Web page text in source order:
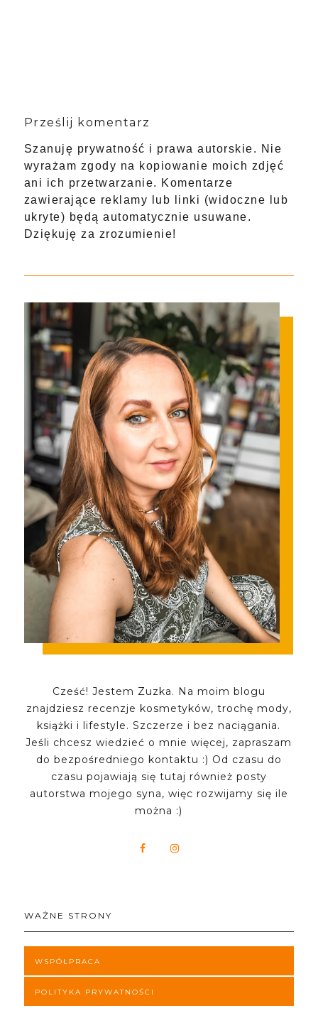
Prześlij komentarz
Szanuję prywatność i prawa autorskie. Nie
wyrażam zgody na kopiowanie moich zdjęć
ani ich przetwarzanie. Komentarze
zawierające reklamy lub linki (widoczne lub
ukryte) będą automatycznie usuwane.
Dziękuję za zrozumienie!
Cześć! Jestem Zuzka. Na moim blogu
znajdziesz recenzje kosmetyków, trochę mody,
książki i lifestyle. Szczerze i bez naciągania.
Jeśli chcesz wiedzieć o mnie więcej, zapraszam
do bezpośredniego kontaktu :) Od czasu do
czasu pojawiają się tutaj również posty
autorstwa mojego syna, więc rozwijamy się ile
można :)
WAŻNE STRONY
WSPÓŁPRACA
POLITYKA PRYWATNOŚCI